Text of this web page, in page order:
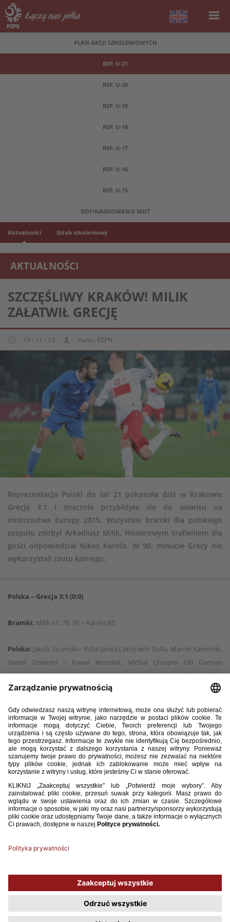
PLAN AKCJI SZKOLENIOWYCH
REP. U-21
REP. U-20
REP. U-19
REP. U-18
REP. U-17
REP. U-16
REP. U-15
DOFINANSOWANIE MSIT
Aktualności Sztab szkoleniowy
AKTUALNOŚCI
REPREZENTACJA MŁODZIEŻOWA U-21
SZCZĘŚLIWY KRAKÓW! MILIK
ZAŁATWIŁ GRECJĘ
19 / 11 / 13 Autor: PZPN
Reprezentacja Polski do lat 21 pokonała dziś w Krakowie
Grecję 3:1 i znacznie przybliżyła się do awansu na
mistrzostwa Europy 2015. Wszystkie bramki dla polskiego
zespołu zdobył Arkadiusz Milik. Honorowym trafieniem dla
gości odpowiedział Nikos Karelis. W 90. minucie Grecy nie
wykorzystali rzutu karnego.
Polska – Grecja 3:1 (0:0)
Bramki: Milik 61, 79, 90 – Karélis 85
Polska: Jakub Szumski – Rafał Janicki, Wojciech Golla, Marcin Kamiński,
Daniel Dziwniel – Paweł Wszołek, Michał Chrapek (90 Damian
Dąbrowski), Dominik Furman, Piotr Zieliński (86 Rafał Wolski),
Bartłomiej Pawłowski (77 Mateusz Lewandowski) – Arkadiusz Milik.
Grecja:Sokrátis Dioúdis – Stylianós Kítsiou, Konstantínos
Triantafyllópoulos, Mavroudís Bougaḯdis, Ioánnis Potourídis – Cháris
Mavrías, Dimítrios Kolovós (78 Nikólaos Karélis), Anastássios Lagós,
Andréas Bouchalákis (84 Manólis Siópis), Ioánnis Gianniótas –
Dimítrios Diamantákos (75 Apóstolos Véllios).
Żółte kartki:Zieliński, Furman, Janicki – Diamantákos, Bougaḯdis.
Sędziował:Witalij Mieszkow (Rosja).
Widzów:9 148.
W 90. minucie Ioánnis Potourídis (Grecja) nie wykorzystał rzutu
Używamy plików cookies, aby ułatwić Ci korzystanie z naszego serwisu
oraz do celów statystycznych. Jeśli nie blokujesz tych plików, to zgadzasz
się na ich użycie oraz zapisanie w pamięci urządzenia. Pamiętaj, że
możesz samodzielnie zarządzać cookies, zmieniając ustawienia